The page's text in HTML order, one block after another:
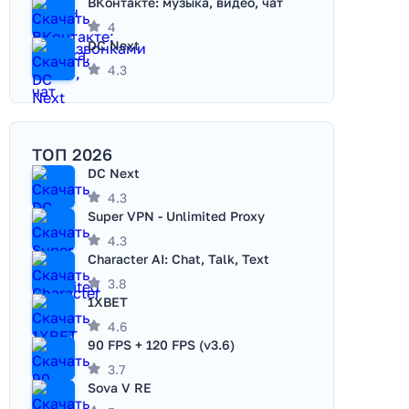
4
DC Next
4.3
ТОП 2026
DC Next
4.3
Super VPN - Unlimited Proxy
4.3
Character AI: Chat, Talk, Text
3.8
1XBET
4.6
90 FPS + 120 FPS (v3.6)
3.7
Sova V RE